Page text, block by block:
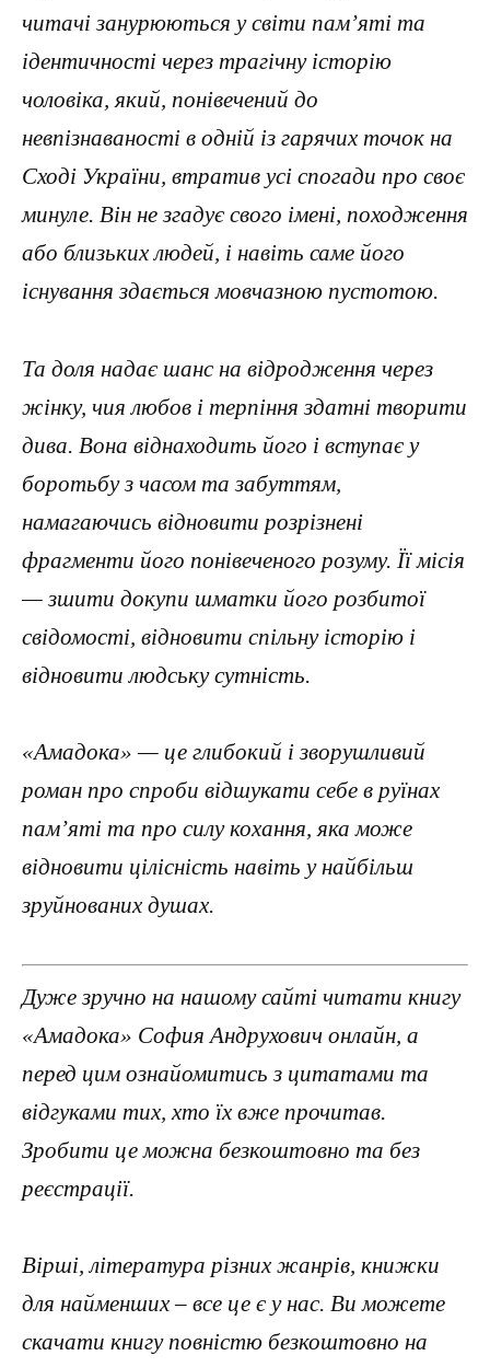
читачі занурюються у світи пам’яті та
ідентичності через трагічну історію
чоловіка, який, понівечений до
невпізнаваності в одній із гарячих точок на
Сході України, втратив усі спогади про своє
минуле. Він не згадує свого імені, походження
або близьких людей, і навіть саме його
існування здається мовчазною пустотою.
Та доля надає шанс на відродження через
жінку, чия любов і терпіння здатні творити
дива. Вона віднаходить його і вступає у
боротьбу з часом та забуттям,
намагаючись відновити розрізнені
фрагменти його понівеченого розуму. Її місія
— зшити докупи шматки його розбитої
свідомості, відновити спільну історію і
відновити людську сутність.
«Амадока» — це глибокий і зворушливий
роман про спроби відшукати себе в руїнах
пам’яті та про силу кохання, яка може
відновити цілісність навіть у найбільш
зруйнованих душах.
Дуже зручно на нашому сайті читати книгу
«Амадока» София Андрухович онлайн, а
перед цим ознайомитись з цитатами та
відгуками тих, хто їх вже прочитав.
Зробити це можна безкоштовно та без
реєстрації.
Вірші, література різних жанрів, книжки
для найменших – все це є у нас. Ви можете
скачати книгу повністю безкоштовно на